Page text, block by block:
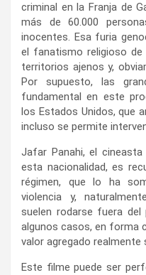
criminal en la Franja de
más de 60.000
inocentes. Esa furia
el fanatismo religioso de
territorios ajenos y,
Por supuesto, las
fundamental en este
los Estados Unidos, que
incluso se permite
Jafar Panahi, el
esta nacionalidad, es
régimen, que lo ha
violencia y,
suelen rodarse fuera del
algunos casos, en forma
valor agregado realmente
Este filme puede ser